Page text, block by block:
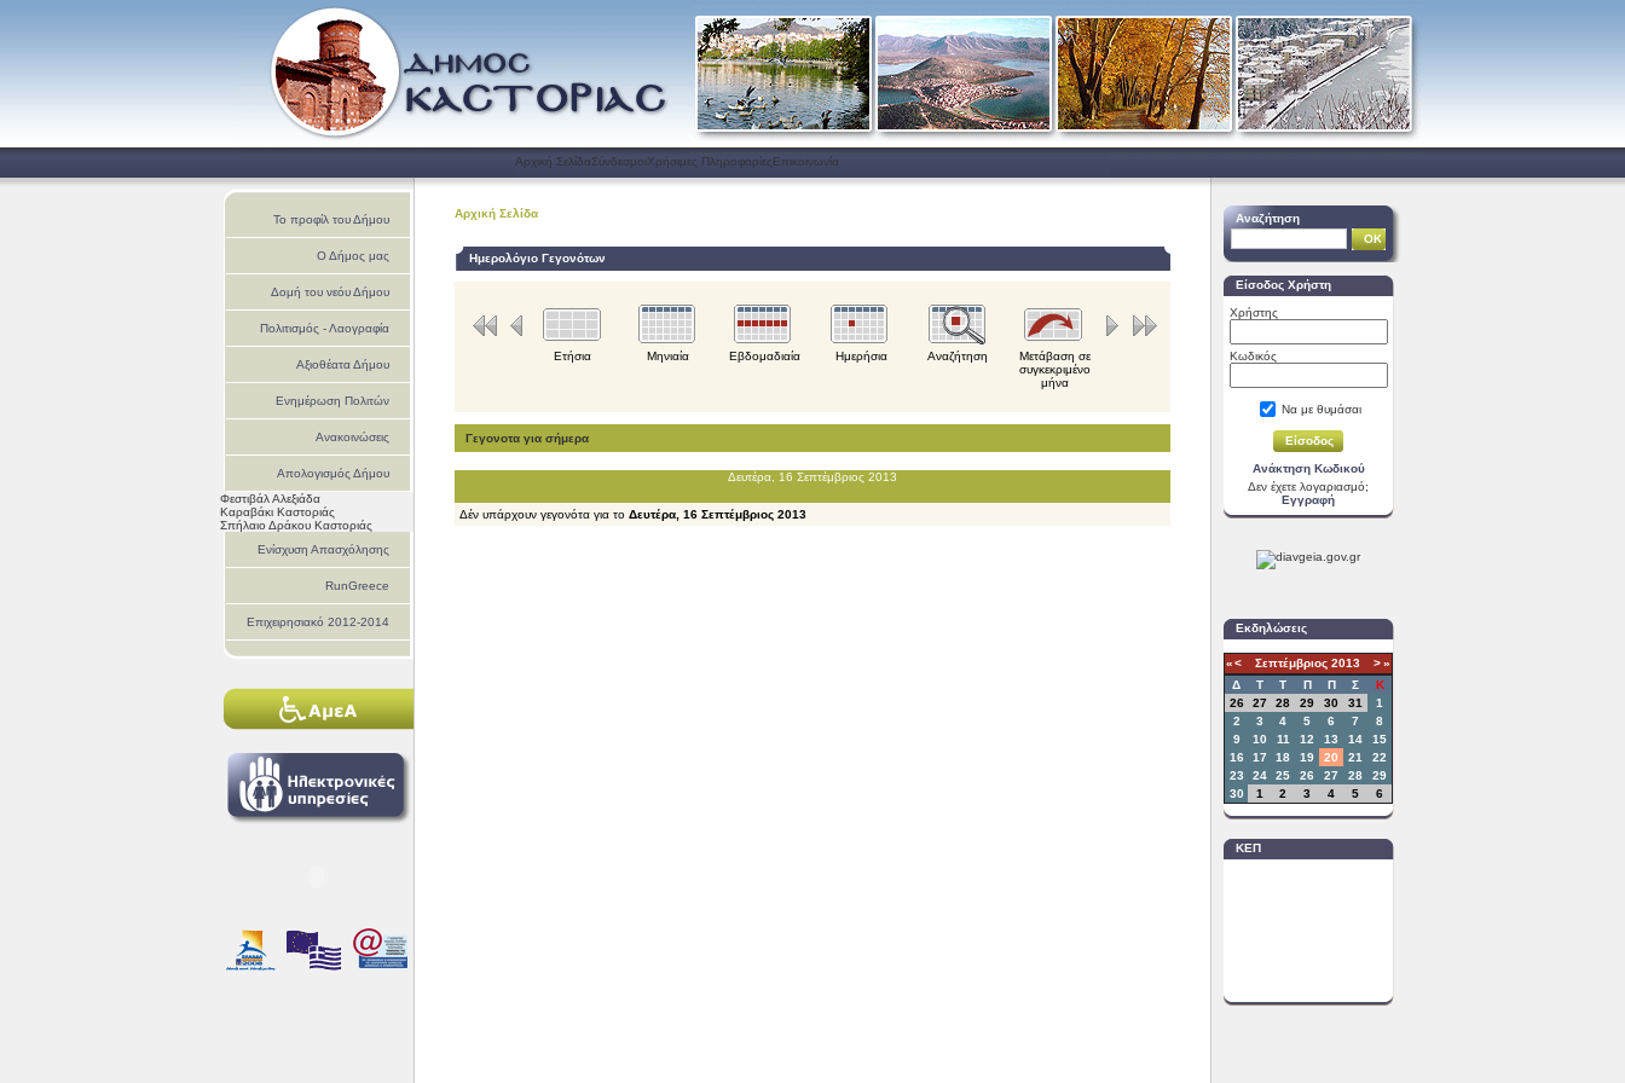
Αρχική ΣελίδαΣύνδεσμοιΧρήσιμες ΠληροφορίεςΕπικοινωνία
Το προφίλ του Δήμου
Ο Δήμος μας
Δομή του νεόυ Δήμου
Πολιτισμός - Λαογραφία
Αξιοθέατα Δήμου
Ενημέρωση Πολιτών
Ανακοινώσεις
Απολογισμός Δήμου
Καστοριάς
Φεστιβάλ Αλεξιάδα
Καραβάκι Καστοριάς
Σπήλαιο Δράκου Καστοριάς
Ενίσχυση Απασχόλησης
RunGreece
Επιχειρησιακό 2012-2014
Αρχική Σελίδα
Ημερολόγιο Γεγονότων
Ετήσια Μηνιαία Εβδομαδιαία Ημερήσια Αναζήτηση
Μετάβαση σε
συγκεκριμένο
μήνα
Γεγονοτα για σήμερα
Δευτέρα, 16 Σεπτέμβριος 2013
Δέν υπάρχουν γεγονότα για το Δευτέρα, 16 Σεπτέμβριος 2013
Αναζήτηση
Είσοδος Χρήστη
Χρήστης
Κωδικός
Να με θυμάσαι
Ανάκτηση Κωδικού
Δεν έχετε λογαριασμό;
Εγγραφή
Εκδηλώσεις
«< Σεπτέμβριος 2013 >»
Δ
T Τ Π Π Σ
Κ
26
27 28 29 30 31
1
2
3 4 5 6 7
8
9
10 11 12 13 14
15
16
17 18 19 20 21
22
23
24 25 26 27 28
29
30
1 2 3 4 5 6
ΚΕΠ